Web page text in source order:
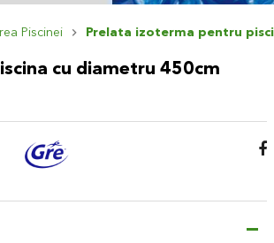
Piscinei Prelata izoterma pentru
cu diametru 450cm